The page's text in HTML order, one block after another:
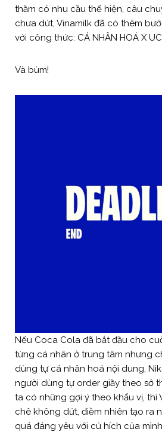
thầm có nhu cầu thể hiện, câu
chưa dứt, Vinamilk đã có thêm
với công thức: CÁ NHÂN HOÁ X
Và bùm!
Nếu Coca Cola đã bắt đầu cho
từng cá nhân ở trung tâm nhưng
dùng tự cá nhân hoá nội dung,
người dùng tự order giầy theo sở
ta có những gợi ý theo khẩu vị, thì
chê không dứt, điềm nhiên tạo ra
quá đáng yêu với cú hích của